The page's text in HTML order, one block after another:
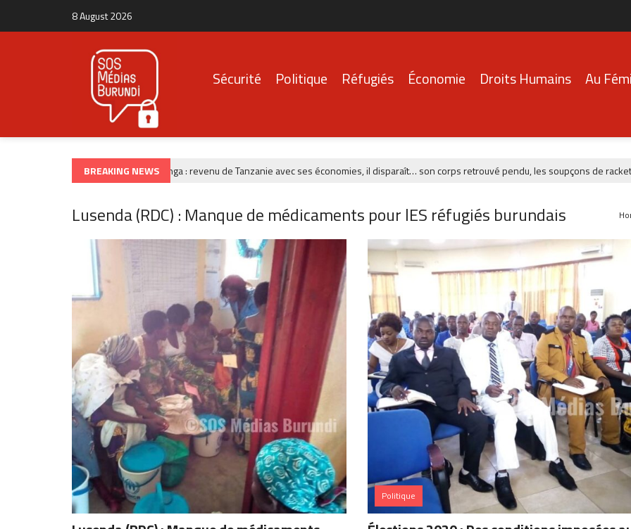
8 August 2026
Sécurité Politique Réfugiés Économie Droits Humains Au
BREAKING NEWS
CRIMINALITÉ Burunga : revenu de Tanzanie avec ses économies, il disparaît… son corps retrouvé pendu, les soupçons de racket
Lusenda (RDC) : Manque de médicaments pour lES réfugiés burundais
Politique